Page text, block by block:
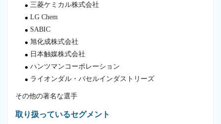
三菱ケミカル株式会社
LG Chem
SABIC
旭化成株式会社
日本触媒株式会社
ハンツマンコーポレーション
ライオンダル・バセルインダストリーズ
その他の著名な選手
取り扱っているセグメント